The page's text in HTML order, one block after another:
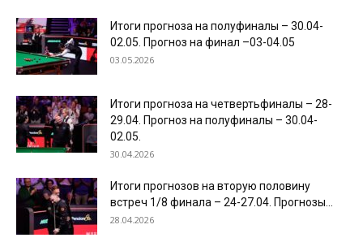
Итоги прогноза на полуфиналы – 30.04-
02.05. Прогноз на финал –03-04.05
03.05.2026
Итоги прогноза на четвертьфиналы – 28-
29.04. Прогноз на полуфиналы – 30.04-
02.05.
30.04.2026
Итоги прогнозов на вторую половину
встреч 1/8 финала – 24-27.04. Прогнозы...
28.04.2026